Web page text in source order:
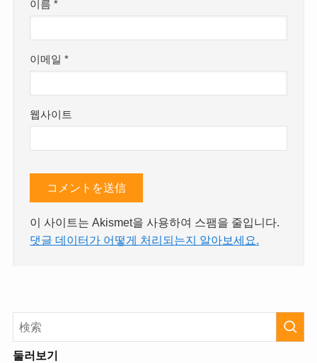
이름*
이메일*
웹사이트
이 사이트는 Akismet을 사용하여 스팸을 줄입니다.
댓글 데이터가 어떻게 처리되는지 알아보세요.
둘러보기